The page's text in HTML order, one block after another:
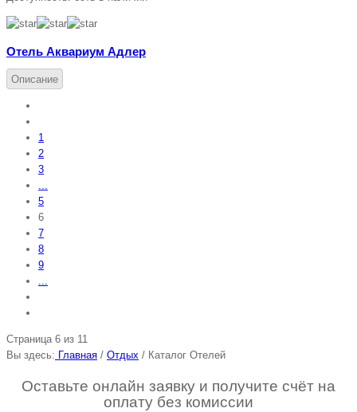
Отель Аквариум Адлер
Описание
1
2
3
...
5
6
7
8
9
...
Страница 6 из 11
Вы здесь: Главная / Отдых / Каталог Отелей
Оставьте онлайн заявку и получите счёт на
оплату без комиссии